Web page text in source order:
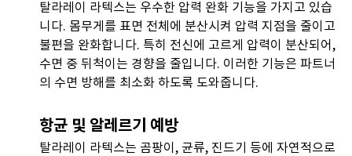
탈라레이 라텍스는 우수한 압력 완화 기능을 가지고 있습
니다. 몸무게를 표면 전체에 분산시켜 압력 지점을 줄이고
불편을 완화합니다. 특히 전신에 고르게 압력이 분산되어,
수면 중 뒤척이는 경향을 줄입니다. 이러한 기능은 파트너
의 수면 방해를 최소화 하도록 도와줍니다.
항균 및 알레르기 예방
탈라레이 라텍스는 곰팡이, 균류, 진드기 등에 자연적으로